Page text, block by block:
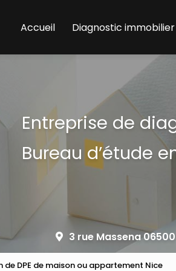
Accueil
Diagnostic immobilier
Entreprise de
Bureau d’étude
3 rue Massena
DPE de maison ou appartement Nice